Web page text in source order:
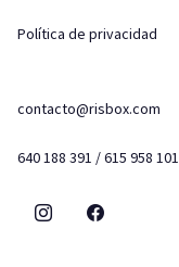
Política de privacidad
contacto@risbox.com
640 188 391 / 615 958 101